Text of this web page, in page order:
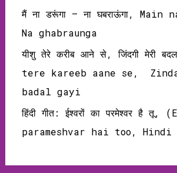
मैं ना डरूंगा – ना घबराऊंगा, Main
Na ghabraunga
यीशु तेरे करीब आने से, जिंदगी मेरी
tere kareeb aane se,
badal gayi
हिंदी गीत: ईश्वरों का परमेश्वर है तू,
parameshvar hai too, Hindi